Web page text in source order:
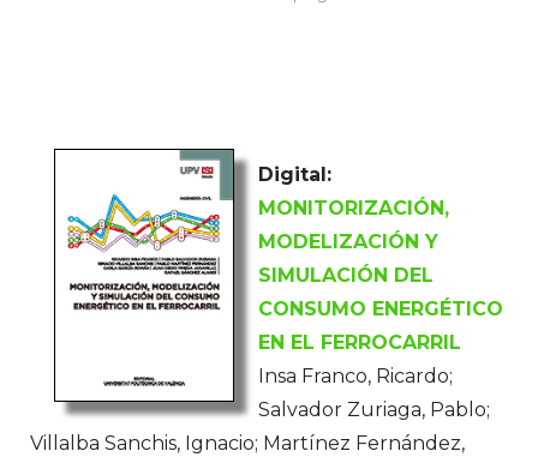
Digital:
MONITORIZACIÓN,
MODELIZACIÓN Y
SIMULACIÓN DEL
CONSUMO ENERGÉTICO
EN EL FERROCARRIL
Insa Franco, Ricardo;
Salvador Zuriaga, Pablo;
Villalba Sanchis, Ignacio; Martínez Fernández,